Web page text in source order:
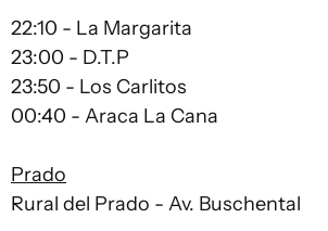
22:10 - La Margarita
23:00 - D.T.P
23:50 - Los Carlitos
00:40 - Araca La Cana
Prado
Rural del Prado - Av. Buschental